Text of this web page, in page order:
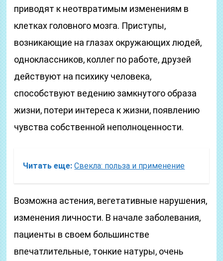
приводят к неотвратимым изменениям в
клетках головного мозга. Приступы,
возникающие на глазах окружающих людей,
одноклассников, коллег по работе, друзей
действуют на психику человека,
способствуют ведению замкнутого образа
жизни, потери интереса к жизни, появлению
чувства собственной неполноценности.
Читать еще: Свекла: польза и применение
Возможна астения, вегетативные нарушения,
изменения личности. В начале заболевания,
пациенты в своем большинстве
впечатлительные, тонкие натуры, очень